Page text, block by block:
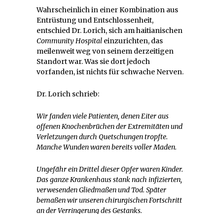
Wahrscheinlich in einer Kombination aus
Entrüstung und Entschlossenheit,
entschied Dr. Lorich, sich am haitianischen
Community Hospital einzurichten, das
meilenweit weg von seinem derzeitigen
Standort war. Was sie dort jedoch
vorfanden, ist nichts für schwache Nerven.
Dr. Lorich schrieb:
Wir fanden viele Patienten, denen Eiter aus
offenen Knochenbrüchen der Extremitäten und
Verletzungen durch Quetschungen tropfte.
Manche Wunden waren bereits voller Maden.
Ungefähr ein Drittel dieser Opfer waren Kinder.
Das ganze Krankenhaus stank nach infizierten,
verwesenden Gliedmaßen und Tod. Später
bemaßen wir unseren chirurgischen Fortschritt
an der Verringerung des Gestanks.